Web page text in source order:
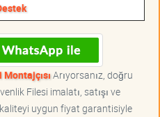
Arıyorsanız, doğru
Filesi imalatı, satışı ve
uygun fiyat garantisiyle